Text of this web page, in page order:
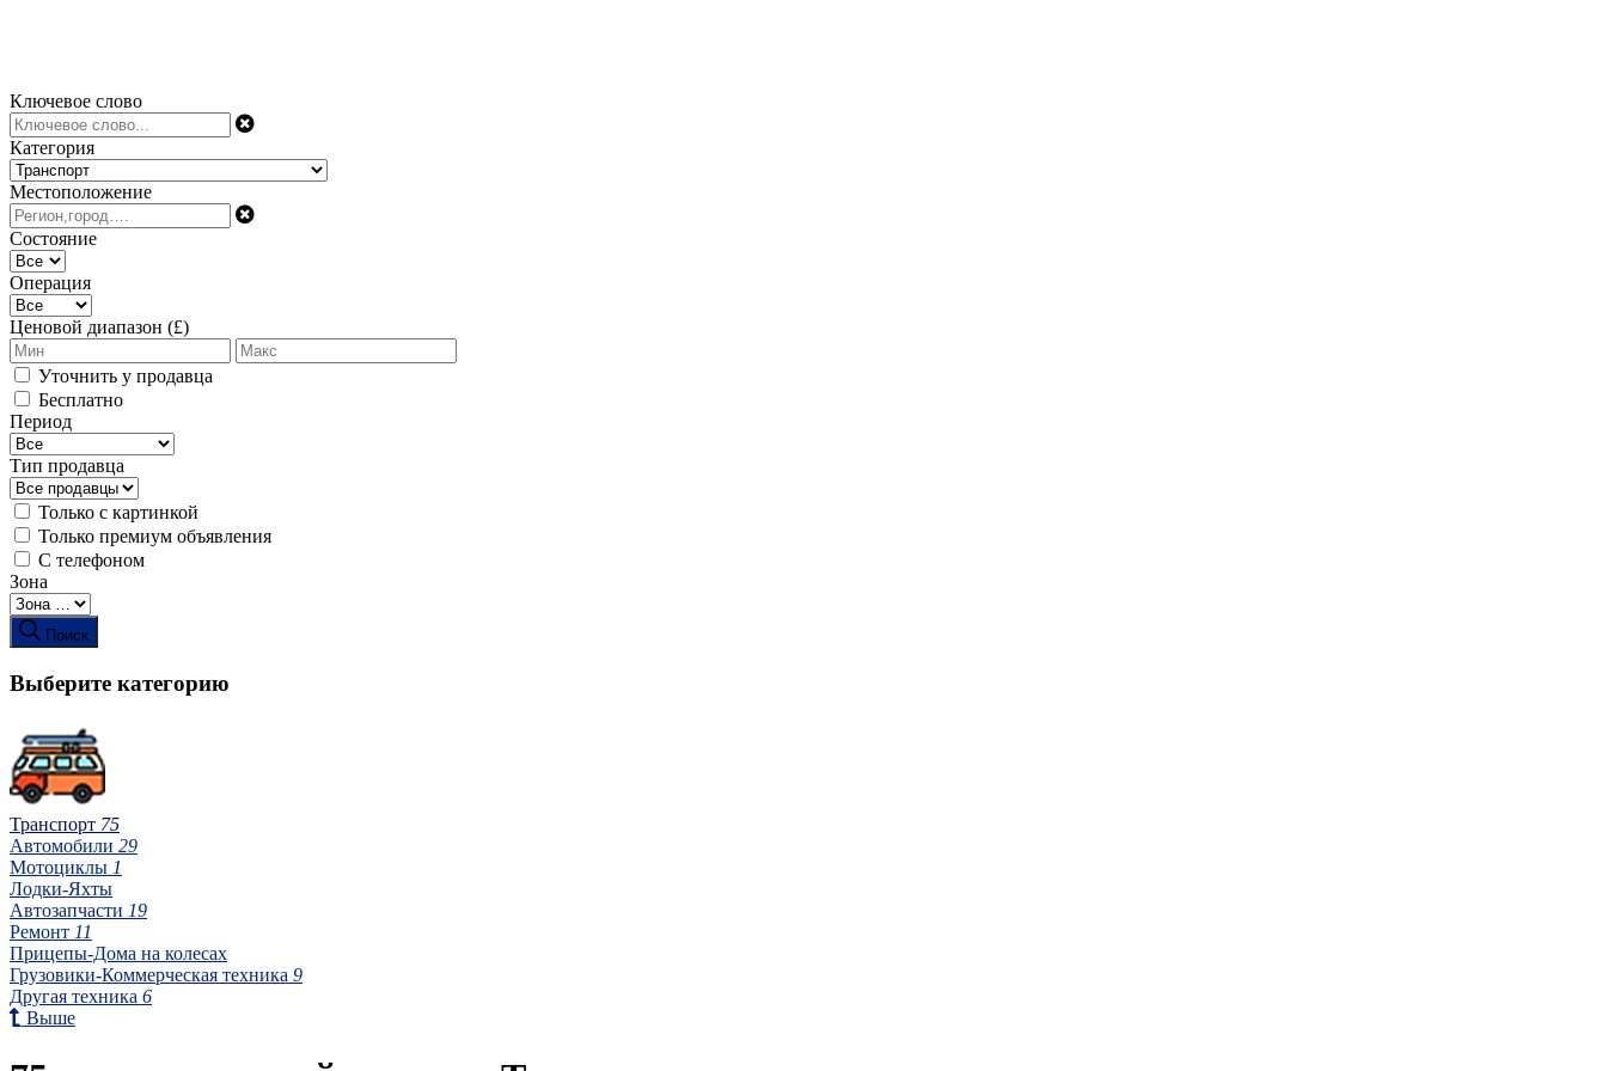
Ключевое слово
Категория
Местоположение
Состояние
Операция
Ценовой диапазон (£)
Уточнить у продавца
Бесплатно
Период
Тип продавца
Только с картинкой
Только премиум объявления
С телефоном
Зона
Поиск
Выберите категорию
Транспорт 75
Автомобили 29
Мотоциклы 1
Лодки-Яхты
Автозапчасти 19
Ремонт 11
Прицепы-Дома на колесах
Грузовики-Коммерческая техника 9
Другая техника 6
Выше